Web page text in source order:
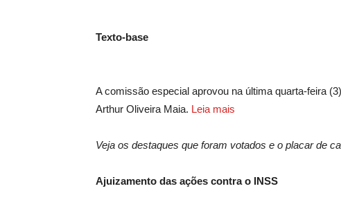
Texto-base
A comissão especial aprovou na última quarta-feira
Arthur Oliveira Maia. Leia mais
Veja os destaques que foram votados e o placar de
Ajuizamento das ações contra o INSS